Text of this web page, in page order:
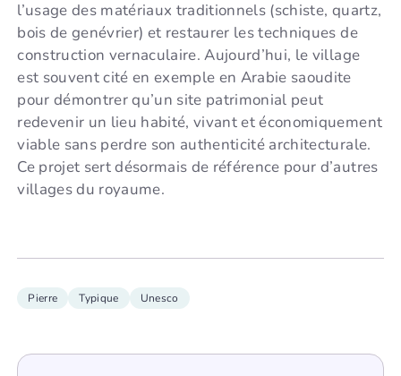
l’usage des matériaux traditionnels (schiste, quartz,
bois de genévrier) et restaurer les techniques de
construction vernaculaire. Aujourd’hui, le village
est souvent cité en exemple en Arabie saoudite
pour démontrer qu’un site patrimonial peut
redevenir un lieu habité, vivant et économiquement
viable sans perdre son authenticité architecturale.
Ce projet sert désormais de référence pour d’autres
villages du royaume.
Pierre Typique Unesco